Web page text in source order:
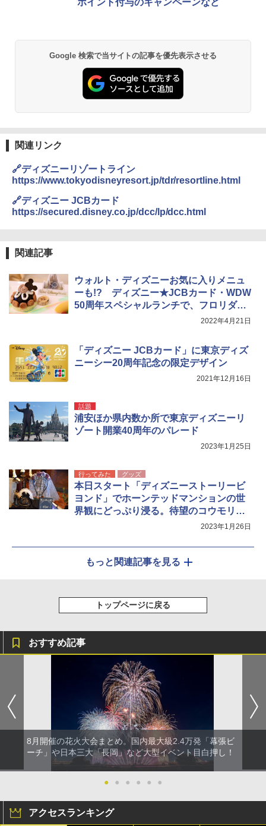
￥2,980
BUNDOK(バンドック)ソロ ドーム 1 EX BDK
レーム ドーム型 テント
￥14,800
熊撃退スプレー 熊よけスプレー 熊スプレー
関の購入実績 登山・キャンプ・アウトドア・
防災用品 長期保存可能 緊急時用 日本国内発
送
￥3,680
￥6,459
着替えテント トイレテント 透けない【換気
コンパクト iimono117 (ブルー)
￥3,080
Google 検索で当サイトの記事を優先表示させる
関連リンク
🔗ディズニーリゾートライン
https://www.tokyodisneyresort.jp/tdr/resortline.html
🔗ディズニー JCBカード
https://secured.disney.co.jp/dcc/lp/dcc.html
関連記事
ウォルト・ディズニーお気に入りメニュ
ーも!? ディズニー★JCBカード・WDW
50周年スペシャルランチで、フロリダ気
2022年4月21日
「ディズニー JCBカード」に東京ディズ
ニーシー20周年記念の限定デザイン
2021年12月16日
話題
浦安ほか県内数か所で東京ディズニーリ
ゾート開業40周年のパレード
2023年1月25日
行ってみた グッズ
本日スタート「ディズニーストーリービ
ヨンド」でホーンテッドマンションの世
界観にどっぷり浸る。待望のコウモリカ
2023年1月26日
もっと関連記事を見る
トップページに戻る
おすすめ記事
8月開催の花火大会まとめ。国内最大級2.4万発「幕張ビ
ーチ」や日本三大「長岡」など大型イベント目白押し！
● ● ● ● ● ●
アクセスランキング